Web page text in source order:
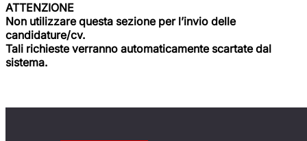
ATTENZIONE
Non utilizzare questa sezione per l’invio delle
candidature/cv.
Tali richieste verranno automaticamente scartate dal
sistema.